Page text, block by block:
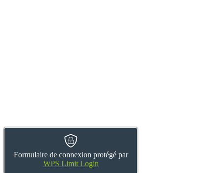
Formulaire de connexion protégé par
WPS Limit Login